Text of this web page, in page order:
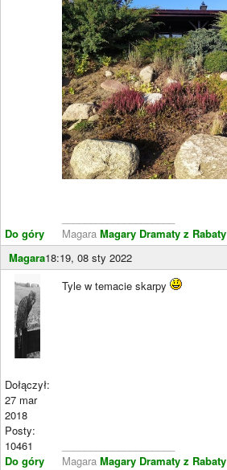
Do góry
Magara Magary Dramaty z Rabaty
Magara18:19, 08 sty 2022
Dołączył:
27 mar
2018
Posty:
10461
Do góry
Tyle w temacie skarpy
Magara Magary Dramaty z Rabaty